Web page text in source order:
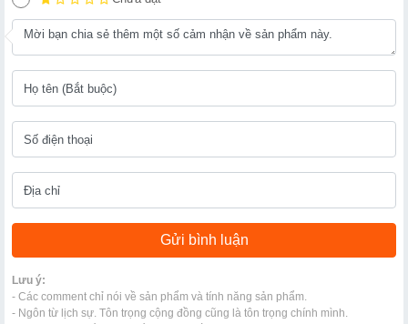
Lưu ý:
- Các comment chỉ nói về sản phẩm và tính năng sản phẩm.
- Ngôn từ lịch sự. Tôn trọng cộng đồng cũng là tôn trọng chính mình.